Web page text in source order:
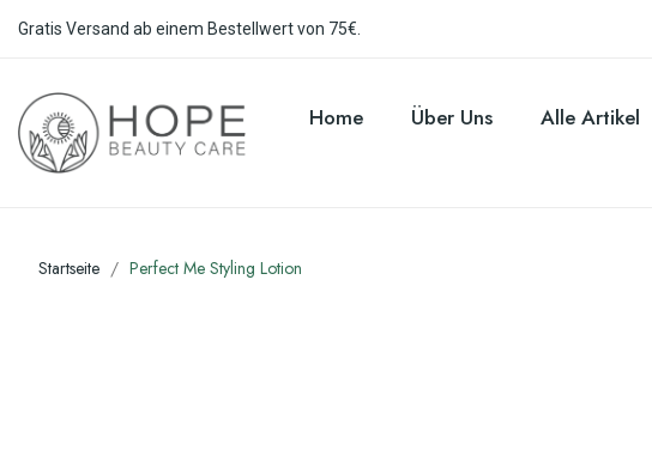
Gratis Versand ab einem Bestellwert von 75€.
Home Über Uns Alle Artikel
Startseite Perfect Me Styling Lotion